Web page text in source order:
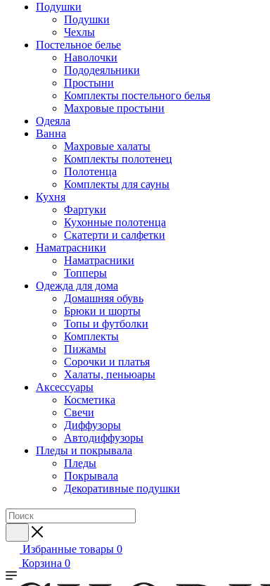
Подушки
Подушки
Чехлы
Постельное белье
Наволочки
Пододеяльники
Простыни
Комплекты постельного белья
Махровые простыни
Одеяла
Ванна
Махровые халаты
Комплекты полотенец
Полотенца
Комплекты для сауны
Кухня
Фартуки
Кухонные полотенца
Скатерти и салфетки
Наматрасники
Наматрасники
Топперы
Одежда для дома
Домашняя обувь
Брюки и шорты
Топы и футболки
Комплекты
Пижамы
Сорочки и платья
Халаты, пеньюары
Аксессуары
Косметика
Свечи
Диффузоры
Автодиффузоры
Пледы и покрывала
Пледы
Покрывала
Декоративные подушки
Избранные товары 0
Корзина 0